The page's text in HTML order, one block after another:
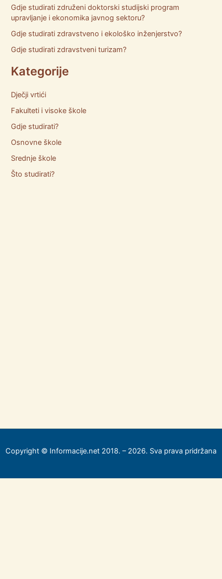
Gdje studirati združeni doktorski studijski program
upravljanje i ekonomika javnog sektoru?
Gdje studirati zdravstveno i ekološko inženjerstvo?
Gdje studirati zdravstveni turizam?
Kategorije
Dječji vrtići
Fakulteti i visoke škole
Gdje studirati?
Osnovne škole
Srednje škole
Što studirati?
Copyright © Informacije.net 2018. – 2026. Sva prava pridržana